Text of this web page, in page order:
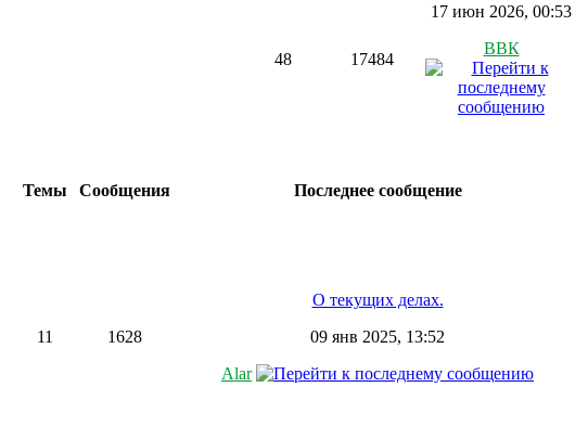
48 17484
17 июн 2026, 00:53
ВВК
Темы Сообщения Последнее сообщение
11 1628
О текущих делах.
09 янв 2025, 13:52
Alar